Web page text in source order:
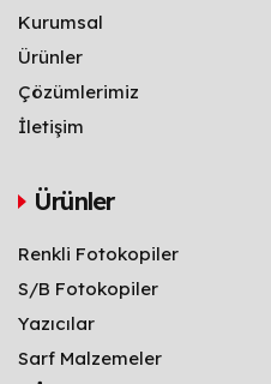
Kurumsal
Ürünler
Çözümlerimiz
İletişim
Ürünler
Renkli Fotokopiler
S/B Fotokopiler
Yazıcılar
Sarf Malzemeler